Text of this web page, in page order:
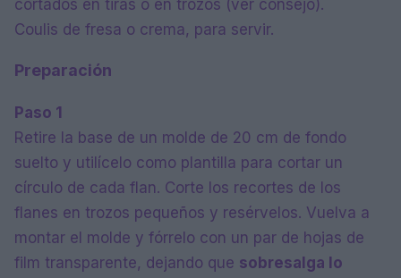
cortados en tiras o en trozos (ver consejo).
Coulis de fresa o crema, para servir.
Preparación
Paso 1
Retire la base de un molde de 20 cm de fondo
suelto y utilícelo como plantilla para cortar un
círculo de cada flan. Corte los recortes de los
flanes en trozos pequeños y resérvelos. Vuelva a
montar el molde y fórrelo con un par de hojas de
film transparente, dejando que sobresalga lo